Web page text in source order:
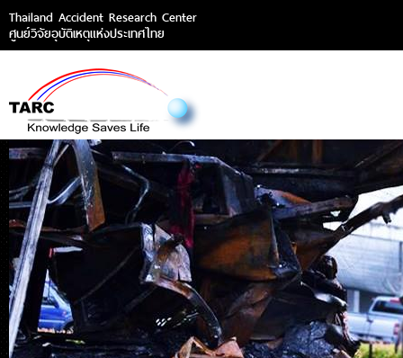
Thailand Accident Research Center
ศูนย์วิจัยอุบัติเหตุแห่งประเทศไทย